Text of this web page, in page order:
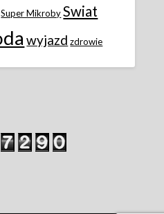
Super Mikroby Swiat
wyjazd zdrowie